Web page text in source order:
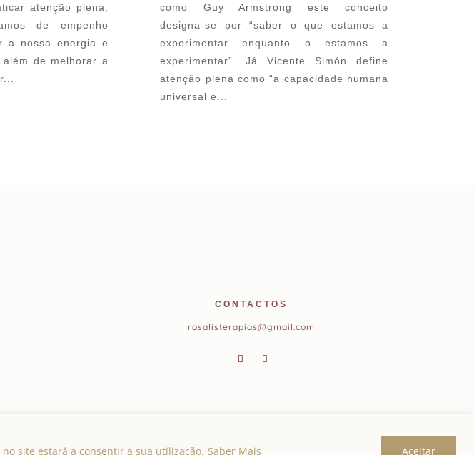
site estará a consentir a sua utilização. Saber Mais Aceitar
atenção plena,
de empenho
a nossa energia e
de melhorar a
como Guy Armstrong este conceito
designa-se por “saber o que estamos a
experimentar enquanto o estamos a
experimentar”. Já Vicente Simón define
atenção plena como “a capacidade humana
universal e...
CONTACTOS
rosalisterapias@gmail.com
Fragments